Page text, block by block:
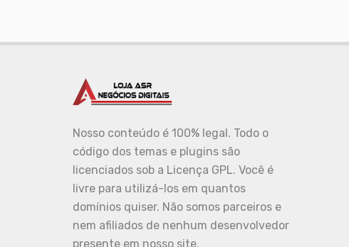
Nosso conteúdo é 100% legal. Todo o
código dos temas e plugins são
licenciados sob a Licença GPL. Você é
livre para utilizá-los em quantos
domínios quiser. Não somos parceiros e
nem afiliados de nenhum desenvolvedor
presente em nosso site.